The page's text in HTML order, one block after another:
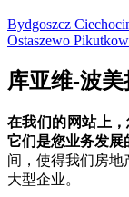
Bydgoszcz
Ostaszewo
库亚维-波
在我们的网站上
它们是您业务发展
间，使得我们房地
大型企业。